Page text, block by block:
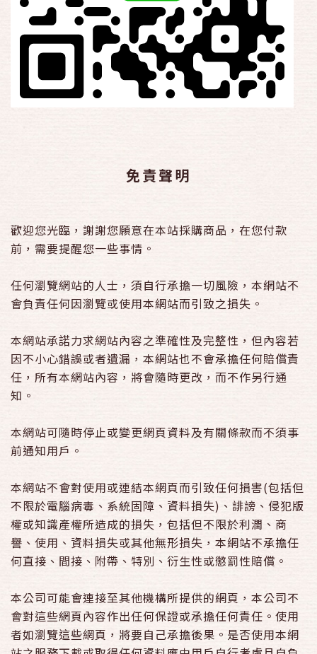
免責聲明
歡迎您光臨，謝謝您願意在本站採購商品，在您付款
前，需要提醒您一些事情。
任何瀏覽網站的人士，須自行承擔一切風險，本網站不
會負責任何因瀏覽或使用本網站而引致之損失。
本網站承諾力求網站內容之準確性及完整性，但內容若
因不小心錯誤或者遺漏，本網站也不會承擔任何賠償責
任，所有本網站內容，將會隨時更改，而不作另行通
知。
本網站可隨時停止或變更網頁資料及有關條款而不須事
前通知用戶。
本網站不會對使用或連結本網頁而引致任何損害(包括但
不限於電腦病毒、系統固障、資料損失)、誹謗、侵犯版
權或知識產權所造成的損失，包括但不限於利潤、商
譽、使用、資料損失或其他無形損失，本網站不承擔任
何直接、間接、附帶、特別、衍生性或懲罰性賠償。
本公司可能會連接至其他機構所提供的網頁，本公司不
會對這些網頁內容作出任何保證或承擔任何責任。使用
者如瀏覽這些網頁，將要自己承擔後果。是否使用本網